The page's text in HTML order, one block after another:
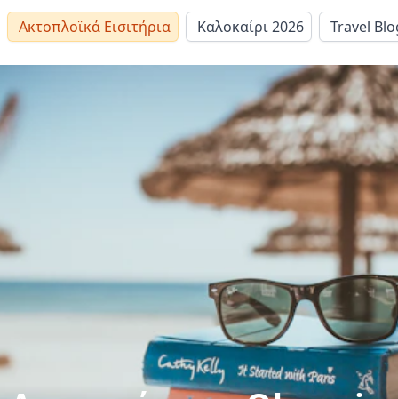
Ακτοπλοϊκά Εισιτήρια Καλοκαίρι 2026 Travel